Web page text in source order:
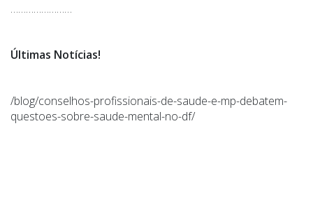
……………………
Últimas Notícias!
/blog/conselhos-profissionais-de-saude-e-mp-debatem-
questoes-sobre-saude-mental-no-df/